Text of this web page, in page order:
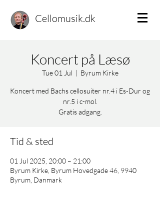
Cellomusik.dk
Koncert på Læsø
Tue 01 Jul
  |
Byrum Kirke
Koncert med Bachs cellosuiter nr.4 i Es-Dur og
nr.5 i c-mol.
Gratis adgang.
Tid & sted
01 Jul 2025, 20:00 – 21:00
Byrum Kirke, Byrum Hovedgade 46, 9940
Byrum, Danmark